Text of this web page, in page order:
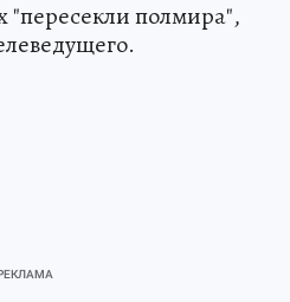
"пересекли полмира",